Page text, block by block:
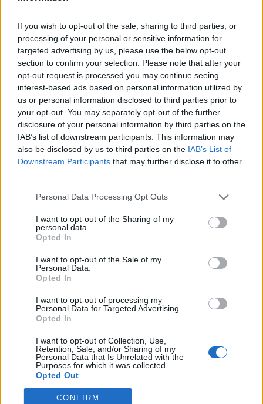
If you wish to opt-out of the sale, sharing to third parties, or
processing of your personal or sensitive information for
targeted advertising by us, please use the below opt-out
section to confirm your selection. Please note that after your
opt-out request is processed you may continue seeing
interest-based ads based on personal information utilized by
us or personal information disclosed to third parties prior to
your opt-out. You may separately opt-out of the further
disclosure of your personal information by third parties on the
IAB’s list of downstream participants. This information may
also be disclosed by us to third parties on the IAB’s List of
Downstream Participants that may further disclose it to other
Personal Data Processing Opt Outs
I want to opt-out of the Sharing of my
personal data.
Opted In
I want to opt-out of the Sale of my
Personal Data.
Opted In
I want to opt-out of processing my
Personal Data for Targeted Advertising.
Opted In
I want to opt-out of Collection, Use,
Retention, Sale, and/or Sharing of my
Personal Data that Is Unrelated with the
Purposes for which it was collected.
Opted Out
CONFIRM
ΕΛΑΣ και δυνάμεις της
Πυροσβεστικής.
Στο σημείο έχουν φτάσει δυνάμεις της
αστυνομίας και της πυροσβεστικής,
ωστόσο δεν χρειάστηκε να
επιχειρήσουν οι πυροσβέστες.
ΤΕΛΕΥΤΑΙΕΣ ΕΙΔΗΣΕΙΣ
Συντάξεις Ιουνίου 2026: Τι θα ισχύσει; Πότε θα
γίνουν οι πληρωμές;
Νέες αποκαλύψεις για τον θάνατο του
13χρονου στην Ηλεία – Ο πατέρας του είχε